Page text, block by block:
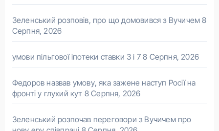
Зеленський розповів, про що домовився з Вучичем 8
Серпня, 2026
умови пільгової іпотеки ставки 3 і 7 8 Серпня, 2026
Федоров назвав умову, яка зажене наступ Росії на
фронті у глухий кут 8 Серпня, 2026
Зеленський розпочав переговори з Вучичем про